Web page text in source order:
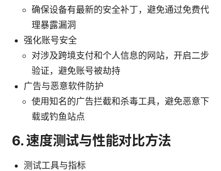
确保设备有最新的安全补丁，避免通过免费代
理暴露漏洞
强化账号安全
对涉及跨境支付和个人信息的网站，开启二步
验证，避免账号被劫持
广告与恶意软件防护
使用知名的广告拦截和杀毒工具，避免恶意下
载或钓鱼站点
6. 速度测试与性能对比方法
测试工具与指标